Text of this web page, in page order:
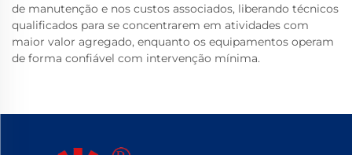
de manutenção e nos custos associados, liberando técnicos
qualificados para se concentrarem em atividades com
maior valor agregado, enquanto os equipamentos operam
de forma confiável com intervenção mínima.